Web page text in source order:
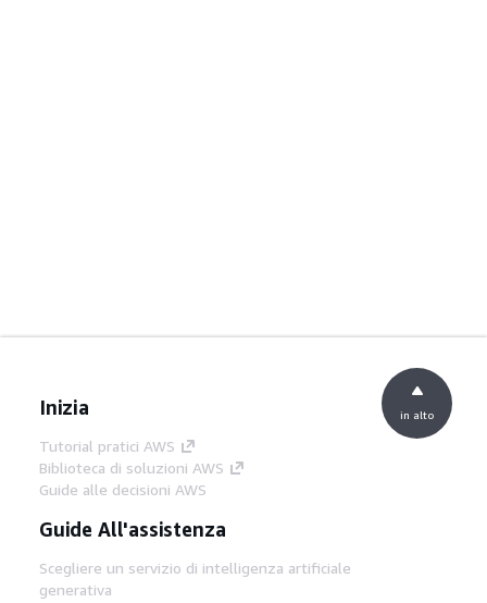
Inizia
Tutorial pratici AWS
Biblioteca di soluzioni AWS
Guide alle decisioni AWS
Guide All'assistenza
Scegliere un servizio di intelligenza artificiale
generativa
in alto